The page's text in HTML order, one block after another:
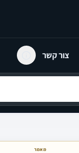
צור קשר
מאמר